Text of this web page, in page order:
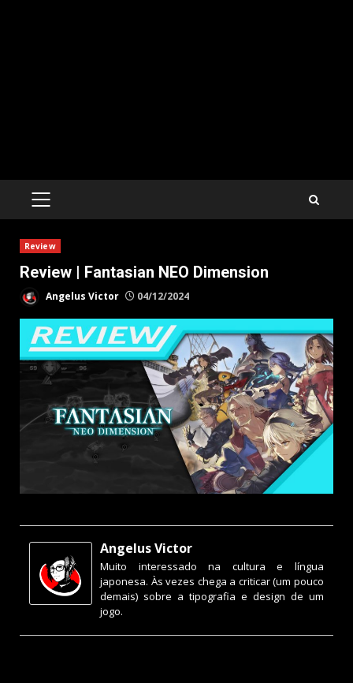
PRIMARY
Review
Review | Fantasian NEO Dimension
Angelus Victor 04/12/2024
Angelus Victor
Muito interessado na cultura e língua
japonesa. Às vezes chega a criticar (um pouco
demais) sobre a tipografia e design de um
jogo.